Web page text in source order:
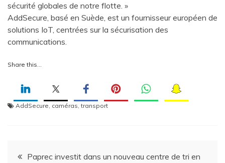
sécurité globales de notre flotte. »
AddSecure, basé en Suède, est un fournisseur européen de
solutions IoT, centrées sur la sécurisation des
communications.
Share this…
AddSecure, caméras,transport
Navigation
Paprec investit dans un nouveau centre de tri en